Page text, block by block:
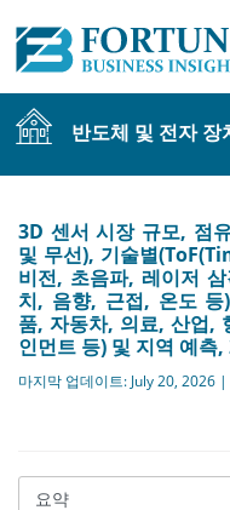
반도체 및 전자 장
3D 센서 시장 규모, 점
및 무선), 기술별
비전, 초음파, 레이저
치, 음향, 근접, 온도 등
품, 자동차, 의료, 산업,
인먼트 등) 및 지역 예측
마지막 업데이트: July 20, 2026